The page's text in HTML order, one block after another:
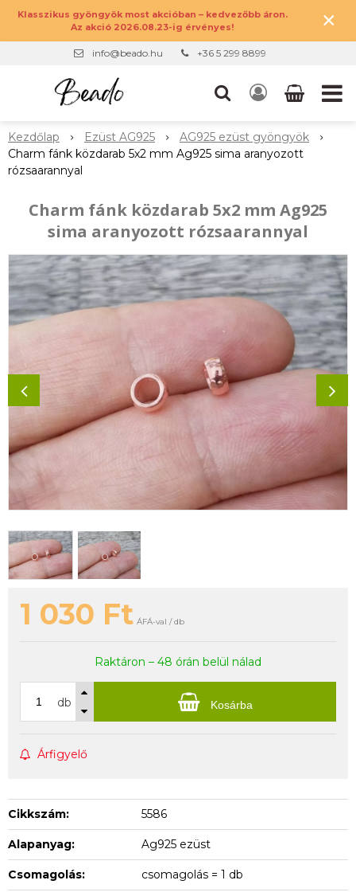
Klasszikus gyöngyök most akcióban – kedvezőbb áron.
Az akció 2026.08.23-ig érvényes!
×
info@beado.hu +36 5 299 8899
Kezdőlap Ezüst AG925
AG925 ezüst gyöngyök
Charm fánk közdarab 5x2 mm Ag925 sima aranyozott
rózsaarannyal
Charm fánk közdarab 5x2 mm Ag925
sima aranyozott rózsaarannyal
1 030 Ft ÁFÁ-val / db
Raktáron – 48 órán belül nálad
db Kosárba
Árfigyelő
Cikkszám: 5586
Alapanyag: Ag925 ezüst
Csomagolás: csomagolás = 1 db